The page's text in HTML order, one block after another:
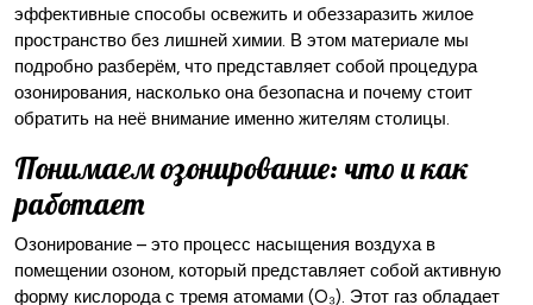
эффективные способы освежить и обеззаразить жилое
пространство без лишней химии. В этом материале мы
подробно разберём, что представляет собой процедура
озонирования, насколько она безопасна и почему стоит
обратить на неё внимание именно жителям столицы.
Понимаем озонирование: что и как
работает
Озонирование – это процесс насыщения воздуха в
помещении озоном, который представляет собой активную
форму кислорода с тремя атомами (O₃). Этот газ обладает